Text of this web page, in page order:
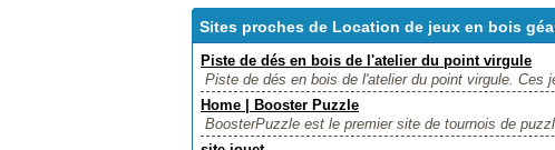
Sites proches de Location de jeux en bois
Piste de dés en bois de l'atelier du point virgule
Piste de dés en bois de l'atelier du point virgule. Ces
Home | Booster Puzzle
BoosterPuzzle est le premier site de tournois de